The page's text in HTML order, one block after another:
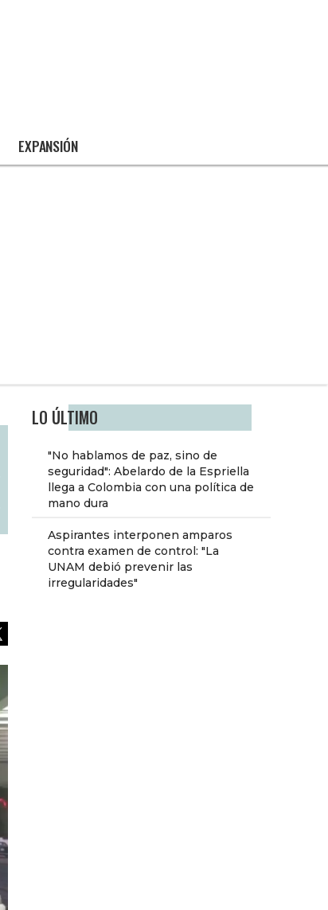
EXPANSIÓN
LO ÚLTIMO
"No hablamos de paz, sino de
seguridad": Abelardo de la Espriella
llega a Colombia con una política de
mano dura
Aspirantes interponen amparos
contra examen de control: "La
UNAM debió prevenir las
irregularidades"